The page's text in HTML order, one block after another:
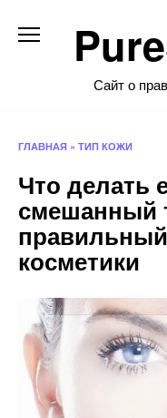
содержанию
Сайт о
ГЛАВНАЯ » ТИП КОЖИ
Что делать
смешанный
косметики